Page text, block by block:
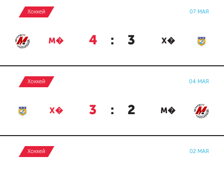
Хоккей 07 МАЯ
М� 4 : 3 Х�
Хоккей 04 МАЯ
Х� 3 : 2 М�
Хоккей 02 МАЯ